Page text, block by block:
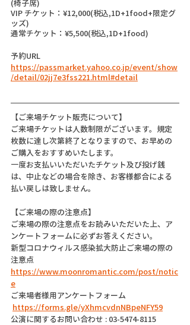
(椅子席)
VIP チケット：¥12,000(税込,1D+1food+限定グ
ッズ)
通常チケット：¥5,500(税込,1D+1food)
予約URL
https://passmarket.yahoo.co.jp/event/show
/detail/02jj7e3fss221.html#detail
【ご来場チケット販売について】
ご来場チケットは人数制限がございます。規定
枚数に達し次第終了となりますので、お早めの
ご購入をおすすめいたします。
一度お支払いいただいたチケット及び投げ銭
は、中止などの場合を除き、お客様都合による
払い戻しは致しません。
【ご来場の際の注意点】
ご来場の際の注意点をお読みいただいた上、ア
ンケートフォームに必ずお答えください。
新型コロナウィルス感染拡大防止ご来場の際の
注意点
https://www.moonromantic.com/post/notic
e
ご来場者様用アンケートフォーム
https://forms.gle/yXhmcvdnNBpeNFY59
公演に関するお問い合わせ : 03-5474-8115